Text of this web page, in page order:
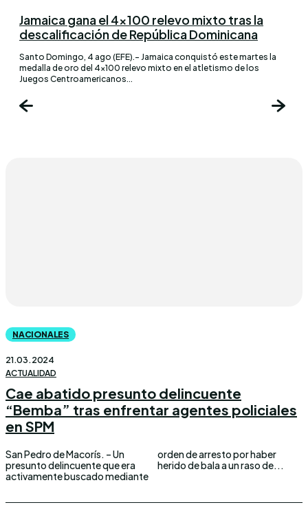
Jamaica gana el 4×100 relevo mixto tras la
descalificación de República Dominicana
Santo Domingo, 4 ago (EFE).- Jamaica conquistó este martes la
medalla de oro del 4×100 relevo mixto en el atletismo de los
Juegos Centroamericanos...
NACIONALES
21.03.2024
ACTUALIDAD
Cae abatido presunto delincuente
“Bemba” tras enfrentar agentes policiales
en SPM
San Pedro de Macorís. – Un
presunto delincuente que era
activamente buscado mediante
orden de arresto por haber
herido de bala a un raso de...